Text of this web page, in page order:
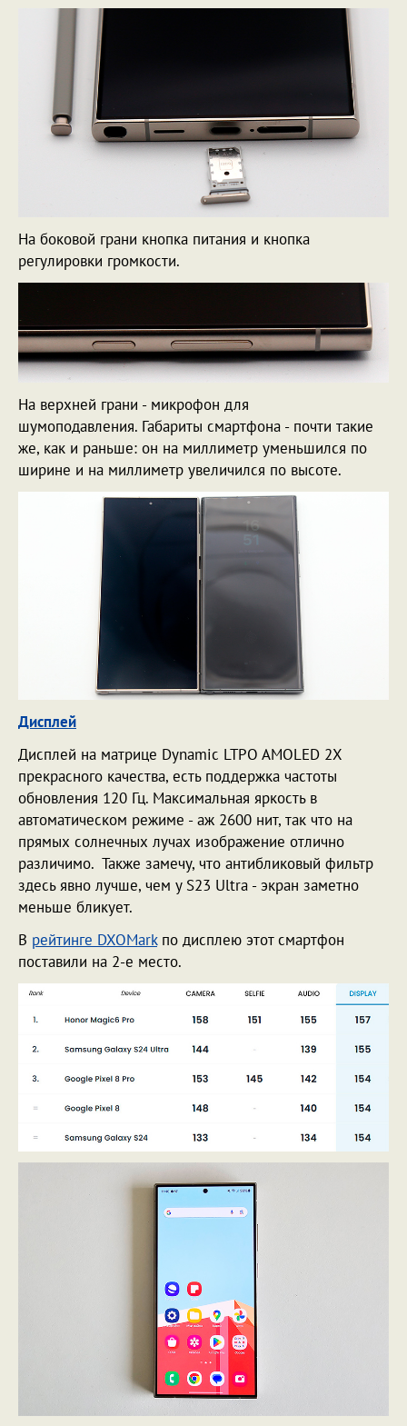
На боковой грани кнопка питания и кнопка
регулировки громкости.
На верхней грани - микрофон для
шумоподавления. Габариты смартфона - почти такие
же, как и раньше: он на миллиметр уменьшился по
ширине и на миллиметр увеличился по высоте.
Дисплей
Дисплей на матрице Dynamic LTPO AMOLED 2X
прекрасного качества, есть поддержка частоты
обновления 120 Гц. Максимальная яркость в
автоматическом режиме - аж 2600 нит, так что на
прямых солнечных лучах изображение отлично
различимо. Также замечу, что антибликовый фильтр
здесь явно лучше, чем у S23 Ultra - экран заметно
меньше бликует.
В рейтинге DXOMarkпо дисплею этот смартфон
поставили на 2-е место.